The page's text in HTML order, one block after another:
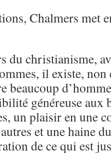
Chalmers met
du christianisme,
il existe, non
beaucoup
généreuse aux
un plaisir en une
et une haine
de ce qui est